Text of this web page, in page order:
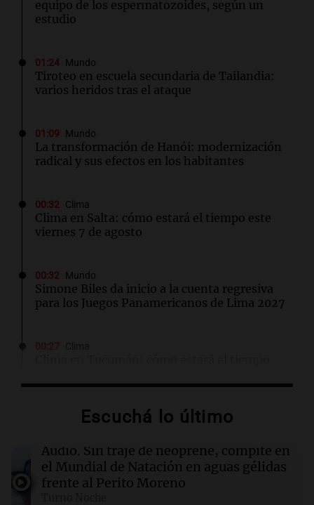
equipo de los espermatozoides, según un
estudio
01:24 Mundo
Tiroteo en escuela secundaria de Tailandia:
varios heridos tras el ataque
01:09 Mundo
La transformación de Hanói: modernización
radical y sus efectos en los habitantes
00:32 Clima
Clima en Salta: cómo estará el tiempo este
viernes 7 de agosto
00:32 Mundo
Simone Biles da inicio a la cuenta regresiva
para los Juegos Panamericanos de Lima 2027
Clima
este viernes 7 de agosto
00:16 Clima
Escuchá lo último
Audio. Sin traje de neoprene, compite en
el Mundial de Natación en aguas gélidas
frente al Perito Moreno